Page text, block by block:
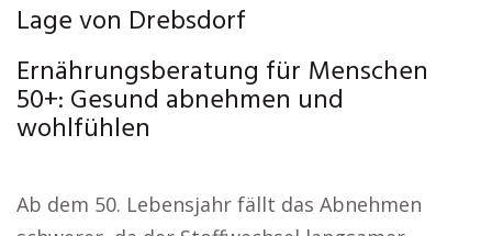
Lage von Drebsdorf
Ernährungsberatung für Menschen
50+: Gesund abnehmen und
wohlfühlen
Ab dem 50. Lebensjahr fällt das Abnehmen